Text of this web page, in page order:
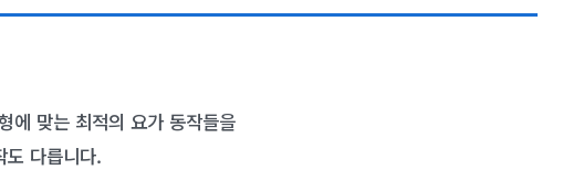
에 맞는 최적의 요가 동작들을
도 다릅니다.